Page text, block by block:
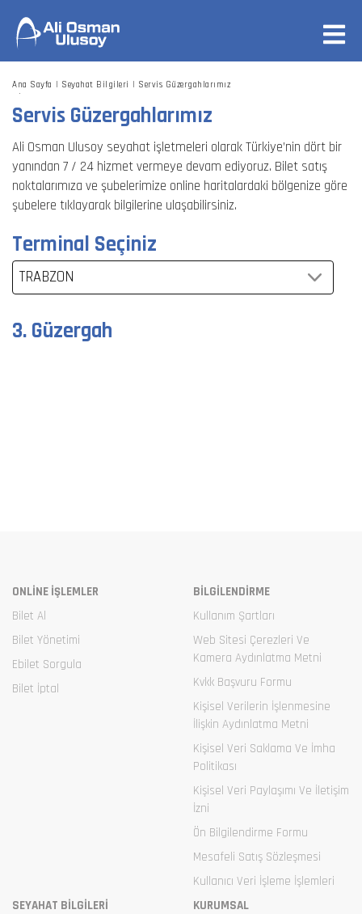
Ana Sayfa Seyahat Bilgileri
Servis Güzergahlarımız
Servis Güzergahlarımız
Ali Osman Ulusoy seyahat işletmeleri olarak Türkiye’nin dört bir
yanından 7 / 24 hizmet vermeye devam ediyoruz. Bilet satış
noktalarımıza ve şubelerimize online haritalardaki bölgenize göre
şubelere tıklayarak bilgilerine ulaşabilirsiniz.
Terminal Seçiniz
TRABZON
3. Güzergah
ONLİNE İŞLEMLER
Bilet Al
Bilet Yönetimi
Ebilet Sorgula
Bilet İptal
BİLGİLENDİRME
Kullanım Şartları
Web Sitesi Çerezleri Ve
Kamera Aydınlatma Metni
Kvkk Başvuru Formu
Kişisel Verilerin İşlenmesine
İlişkin Aydınlatma Metni
Kişisel Veri Saklama Ve İmha
Politikası
Kişisel Veri Paylaşımı Ve İletişim
İzni
Ön Bilgilendirme Formu
Mesafeli Satış Sözleşmesi
Kullanıcı Veri İşleme İşlemleri
SEYAHAT BİLGİLERİ
KURUMSAL